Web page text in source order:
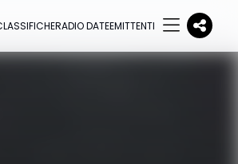
RADIO DATEEMITTENTI